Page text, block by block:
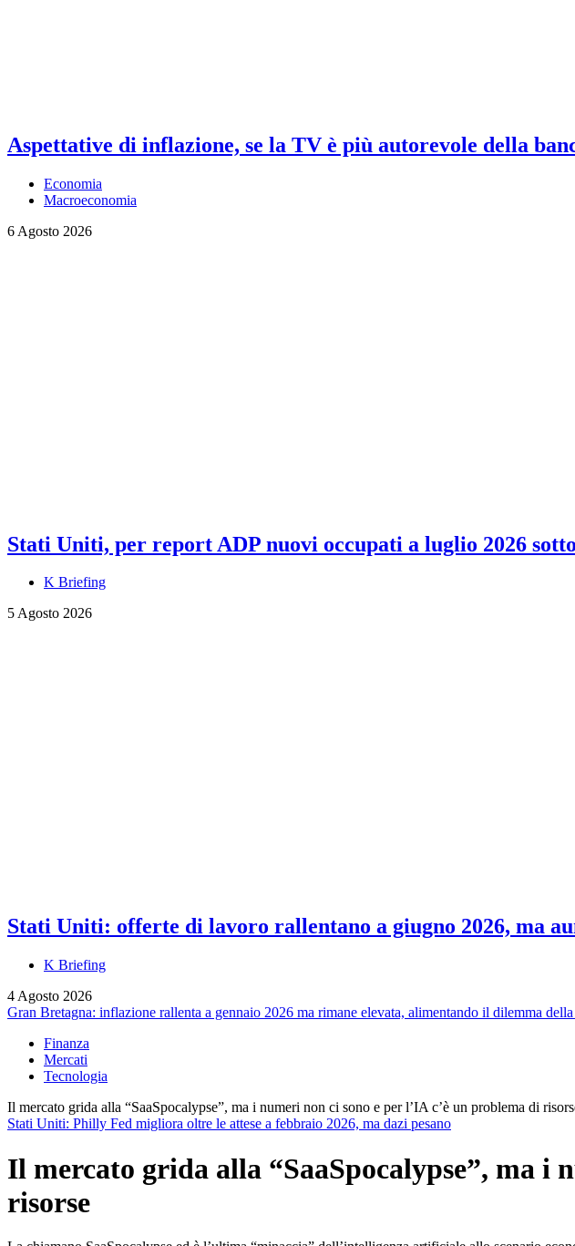
Aspettative di inflazione, se la TV è più autorevole della
Economia
Macroeconomia
6 Agosto 2026
Stati Uniti, per report ADP nuovi occupati a luglio 2026
K Briefing
5 Agosto 2026
Stati Uniti: offerte di lavoro rallentano a giugno 2026, ma
K Briefing
4 Agosto 2026
Gran Bretagna: inflazione rallenta a gennaio 2026 ma rimane elevata, alimentando il dilemma
Finanza
Mercati
Tecnologia
Il mercato grida alla “SaaSpocalypse”, ma i numeri non ci sono e per l’IA c’è un problema di
Stati Uniti: Philly Fed migliora oltre le attese a febbraio 2026, ma dazi pesano
Il mercato grida alla “SaaSpocalypse”, ma i
risorse